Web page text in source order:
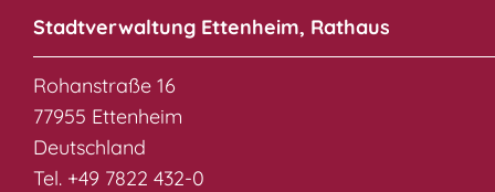
Stadtverwaltung Ettenheim, Rathaus
Rohanstraße 16
77955 Ettenheim
Deutschland
Tel. +49 7822 432-0